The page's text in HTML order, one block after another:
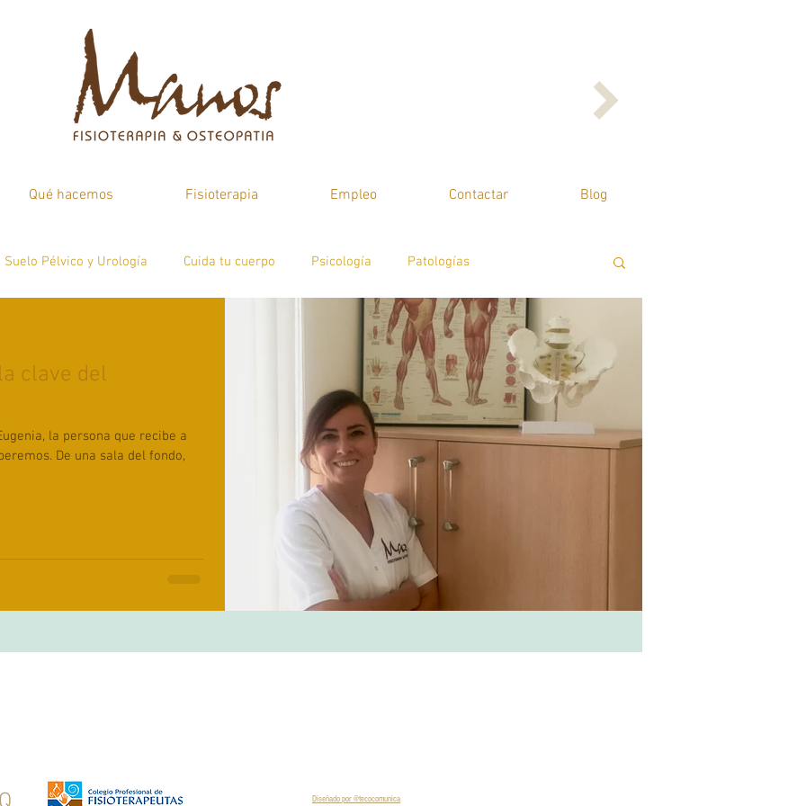
Qué hacemos Fisioterapia Empleo Contactar Blog
Suelo Pélvico y Urología Cuida tu cuerpo Psicología Patologías
clave del
la persona que recibe a
del fondo,
Diseñado por @tecocomunica